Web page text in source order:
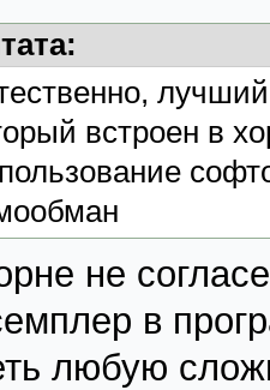
встроен в
не
в
любую